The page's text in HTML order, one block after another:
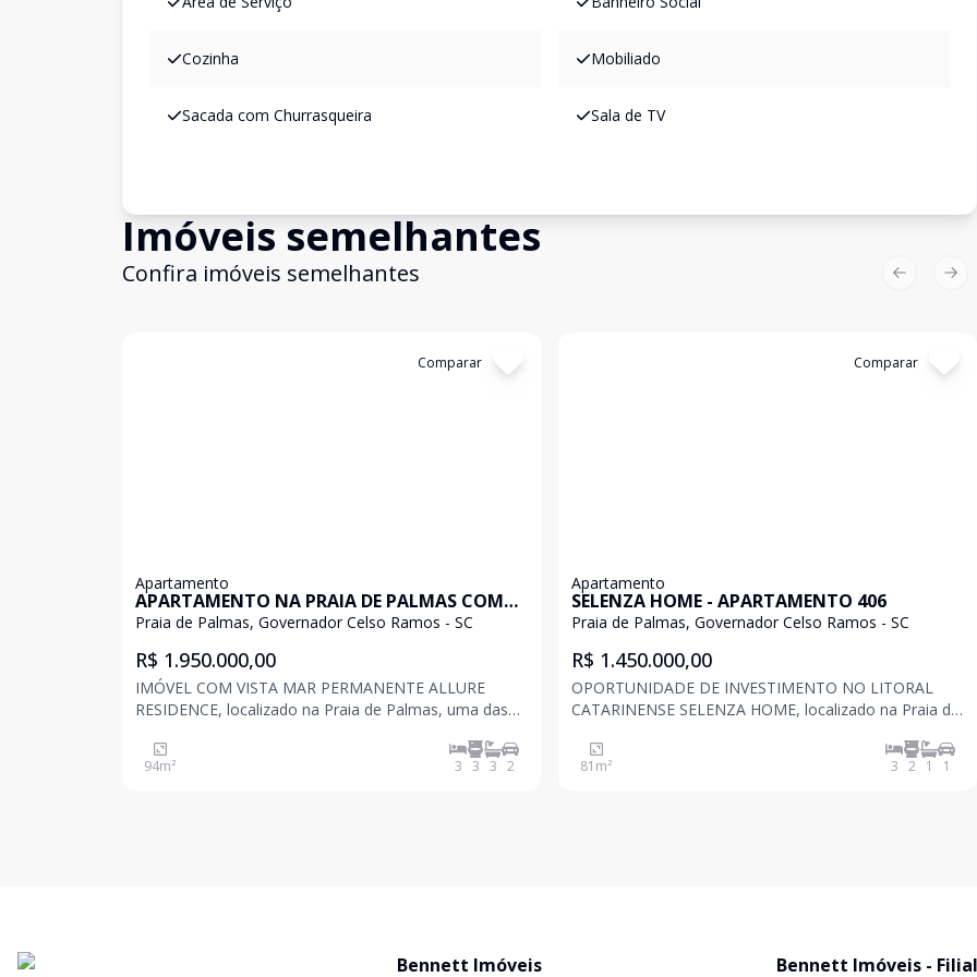
Cozinha Mobiliado
Sacada com Churrasqueira Sala de TV
Imóveis semelhantes
Confira imóveis semelhantes
Comparar
Apartamento
APARTAMENTO NA PRAIA DE PALMAS COM
VISTA PERMANENTE PARA O MAR
Praia de Palmas, Governador Celso Ramos - SC
R$ 1.950.000,00
IMÓVEL COM VISTA MAR PERMANENTE ALLURE
RESIDENCE, localizado na Praia de Palmas, uma das
areia e águas cristalinas para nadar e surfar. Este
empreendimento de 4 andares com uma área de lazer
94m² 3 3 3 2
Comparar
Apartamento
SELENZA HOME - APARTAMENTO 406
Praia de Palmas, Governador Celso Ramos - SC
R$ 1.450.000,00
OPORTUNIDADE DE INVESTIMENTO NO LITORAL
CATARINENSE SELENZA HOME, localizado na Praia de
com extensa área de areia e águas cristalinas para
nadar e surfar. Este empreendimento de 6 andares
81 m² 3 2 1 1
Previous
Bennett Imóveis Bennett Imóveis - Filial